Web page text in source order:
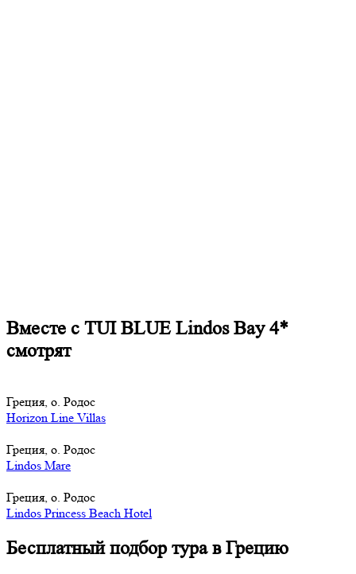
Вместе с TUI BLUE Lindos Bay 4*
смотрят
Греция, о. Родос
Horizon Line Villas
Греция, о. Родос
Lindos Mare
Греция, о. Родос
Lindos Princess Beach Hotel
Бесплатный подбор тура в Грецию